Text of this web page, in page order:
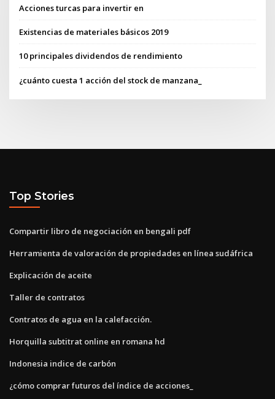
Acciones turcas para invertir en
Existencias de materiales básicos 2019
10 principales dividendos de rendimiento
¿cuánto cuesta 1 acción del stock de manzana_
Top Stories
Compartir libro de negociación en bengali pdf
Herramienta de valoración de propiedades en línea sudáfrica
Explicación de aceite
Taller de contratos
Contratos de agua en la calefacción.
Horquilla subtitrat online en romana hd
Indonesia indice de carbón
¿cómo comprar futuros del índice de acciones_